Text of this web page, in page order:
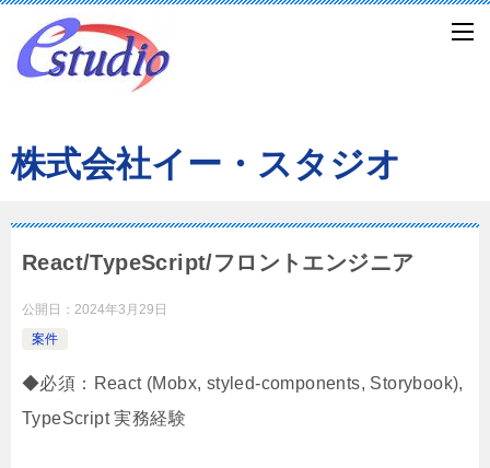
株式会社イー・スタジオ
React/TypeScript/フロントエンジニア
公開日： 2024年3月29日
案件
◆必須：React (Mobx, styled-components, Storybook),
TypeScript 実務経験